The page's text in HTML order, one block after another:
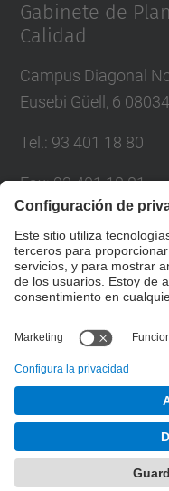
Gabinete de
Calidad
Campus Diagonal
Eusebi Güell, 6
Tel. : 93 401 18 80
Fax:93 401 18 81
Directorio UPC
Formulario de
Gabinete de